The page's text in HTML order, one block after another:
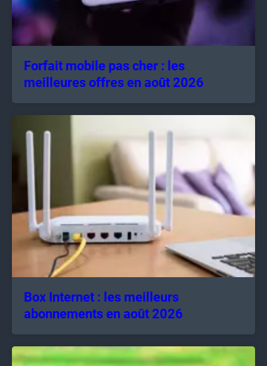
Forfait mobile pas cher : les
meilleures offres en août 2026
Box Internet : les meilleurs
abonnements en août 2026